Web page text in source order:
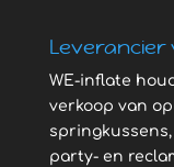
Leverancier
WE-inflate
verkoop van
party- en